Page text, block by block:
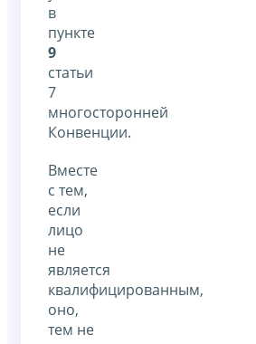
в
пункте
9
статьи
7
многосторонней
Конвенции.
Вместе
с тем,
если
лицо
не
является
квалифицированным,
оно,
тем не